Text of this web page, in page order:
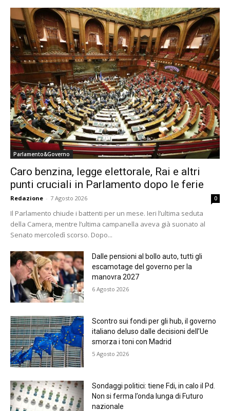
Parlamento&Governo
Caro benzina, legge elettorale, Rai e altri
punti cruciali in Parlamento dopo le ferie
Redazione - 7 Agosto 2026 0
Il Parlamento chiude i battenti per un mese. Ieri l’ultima seduta
della Camera, mentre l’ultima campanella aveva già suonato al
Senato mercoledì scorso. Dopo...
Dalle pensioni al bollo auto, tutti gli
escamotage del governo per la
manovra 2027
6 Agosto 2026
Scontro sui fondi per gli hub, il governo
italiano deluso dalle decisioni dell’Ue
smorza i toni con Madrid
5 Agosto 2026
Sondaggi politici: tiene Fdi, in calo il Pd.
Non si ferma l’onda lunga di Futuro
nazionale